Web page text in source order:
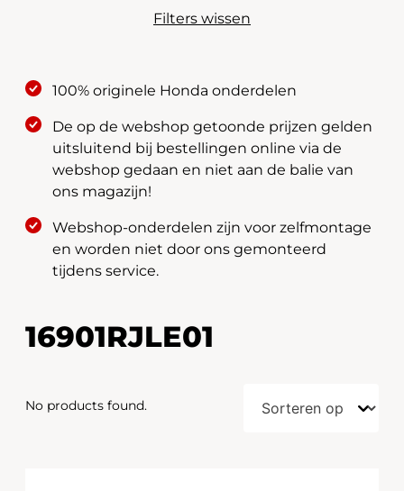
Filters wissen
100% originele Honda onderdelen
De op de webshop getoonde prijzen gelden
uitsluitend bij bestellingen online via de
webshop gedaan en niet aan de balie van
ons magazijn!
Webshop-onderdelen zijn voor zelfmontage
en worden niet door ons gemonteerd
tijdens service.
16901RJLE01
No products found.